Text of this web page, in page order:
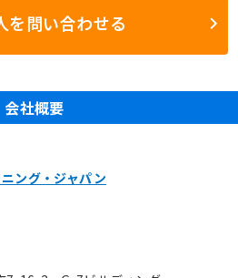
を問い合わせる
会社概要
ング・ジャパン